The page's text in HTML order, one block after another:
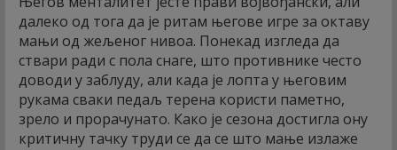
далеко од тога да је ритам његове игре за октаву
мањи од жељеног нивоа. Понекад изгледа да
ствари ради с пола снаге, што противнике често
доводи у заблуду, али када је лопта у његовим
рукама сваки педаљ терена користи паметно,
зрело и прорачунато. Како је сезона достигла ону
критичну тачку труди се да се што мање излаже